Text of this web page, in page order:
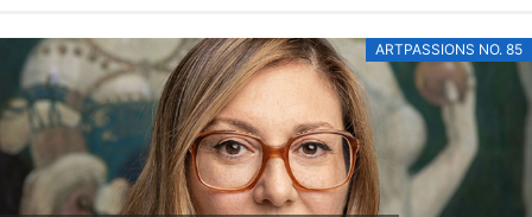
ARTPASSIONS NO. 85